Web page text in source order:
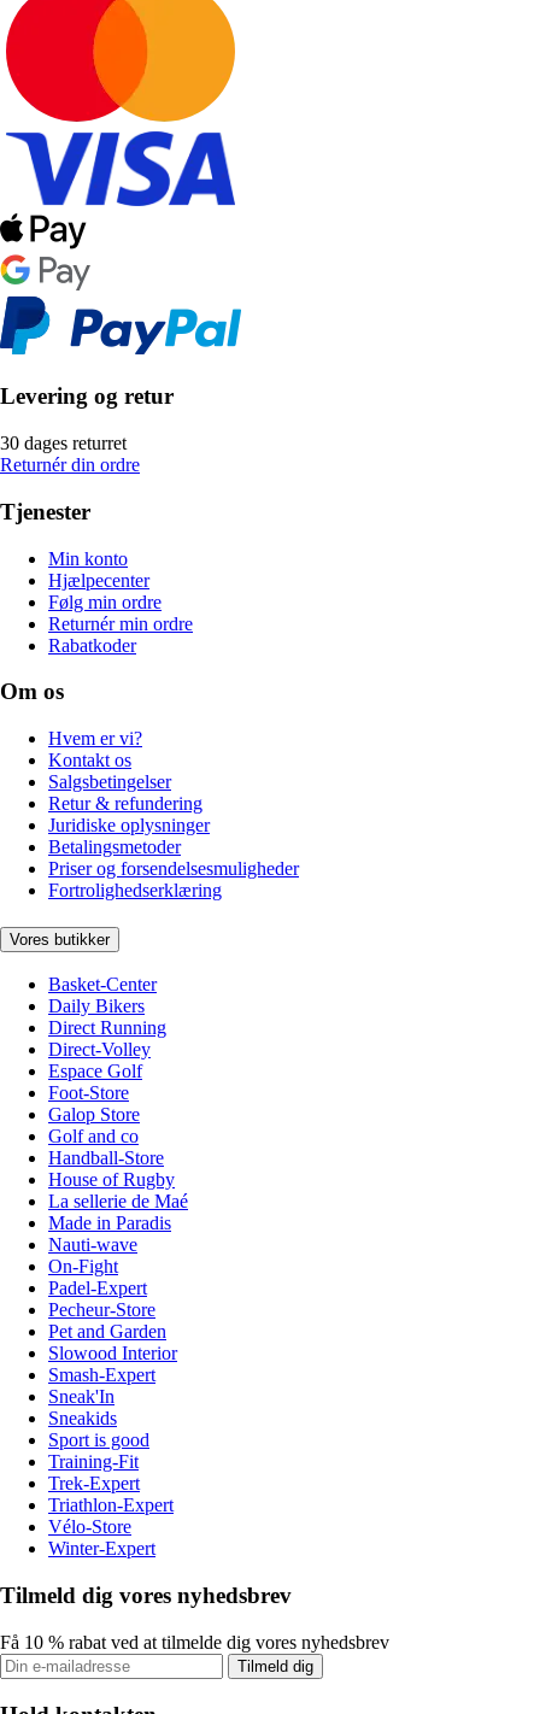
Levering og retur
30 dages returret
Returnér din ordre
Tjenester
Min konto
Hjælpecenter
Følg min ordre
Returnér min ordre
Rabatkoder
Om os
Hvem er vi?
Kontakt os
Salgsbetingelser
Retur & refundering
Juridiske oplysninger
Betalingsmetoder
Priser og forsendelsesmuligheder
Fortrolighedserklæring
Vores butikker
Basket-Center
Daily Bikers
Direct Running
Direct-Volley
Espace Golf
Foot-Store
Galop Store
Golf and co
Handball-Store
House of Rugby
La sellerie de Maé
Made in Paradis
Nauti-wave
On-Fight
Padel-Expert
Pecheur-Store
Pet and Garden
Slowood Interior
Smash-Expert
Sneak'In
Sneakids
Sport is good
Training-Fit
Trek-Expert
Triathlon-Expert
Vélo-Store
Winter-Expert
Tilmeld dig vores nyhedsbrev
Få 10 % rabat ved at tilmelde dig vores nyhedsbrev
Tilmeld dig